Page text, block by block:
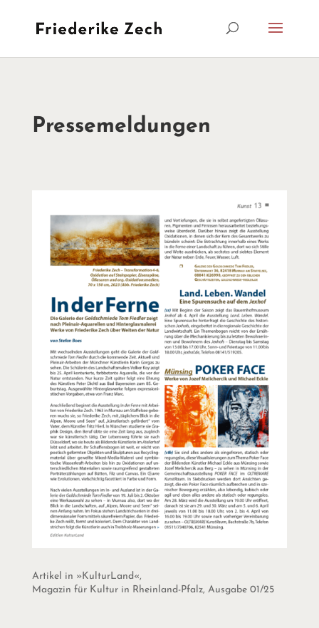
Pressemeldungen
Artikel in »KulturLand«,
Magazin für Kultur in Rheinland-Pfalz, Ausgabe 01/25